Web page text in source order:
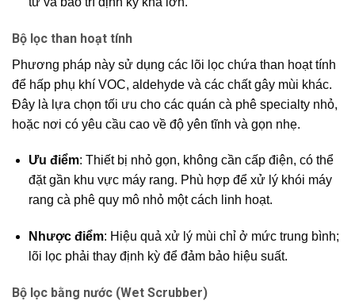
Bộ lọc than hoạt tính
Phương pháp này sử dụng các lõi lọc chứa than hoạt tính
để hấp phụ khí VOC, aldehyde và các chất gây mùi khác.
Đây là lựa chọn tối ưu cho các quán cà phê specialty nhỏ,
hoặc nơi có yêu cầu cao về độ yên tĩnh và gọn nhẹ.
Ưu điểm: Thiết bị nhỏ gọn, không cần cấp điện, có thể
đặt gần khu vực máy rang. Phù hợp để xử lý khói máy
rang cà phê quy mô nhỏ một cách linh hoạt.
Nhược điểm: Hiệu quả xử lý mùi chỉ ở mức trung bình;
lõi lọc phải thay định kỳ để đảm bảo hiệu suất.
Bộ lọc bằng nước (Wet Scrubber)